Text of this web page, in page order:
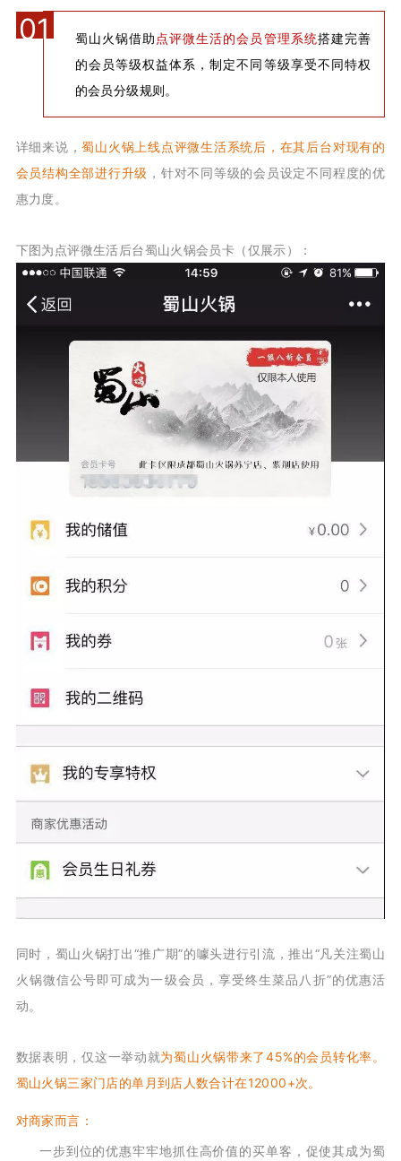
01 蜀山火锅借助 点评微生活的会员管理系统搭建完善
的会员等级权益体系，制定不同等级享受不同特权
的会员分级规则。
详细来说，蜀山火锅上线点评微生活系统后，在其后台对现有的
会员结构全部进行升级 ，针对不同等级的会员设定不同程度的优
惠力度。
下图为点评微生活后台蜀山火锅会员卡（仅展示）：
同时，蜀山火锅打出“推广期”的噱头进行引流，推出“凡关注蜀山
火锅微信公号即可成为一级会员，享受终生菜品八折”的优惠活
动。
数据表明，仅这一举动就为蜀山火锅带来了45%的会员转化率。
蜀山火锅三家门店的单月到店人数合计在12000+次。
对商家而言：
一步到位的优惠牢牢地抓住高价值的买单客，促使其成为蜀